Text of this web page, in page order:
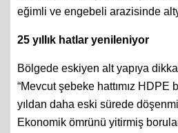
eğimli ve engebeli arazisinde
25 yıllık hatlar yenileniyor
Bölgede eskiyen alt yapıya
“Mevcut şebeke hattımız HDPE
yıldan daha eski sürede
Ekonomik ömrünü yitirmiş